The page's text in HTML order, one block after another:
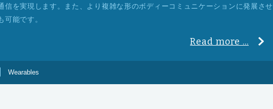
信を実現します。また、より複雑な形のボディーコミュニケーションに発展させ
可能です。
Read more ...
Wearables